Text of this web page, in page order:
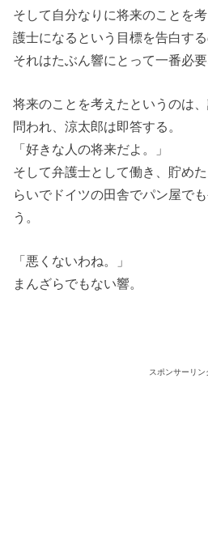
そして自分なりに将来のことを
護士になるという目標を告白する
それはたぶん響にとって一番必
将来のことを考えたというのは
問われ、涼太郎は即答する。
「好きな人の将来だよ。」
そして弁護士として働き、貯め
らいでドイツの田舎でパン屋で
う。
「悪くないわね。」
まんざらでもない響。
スポンサーリン